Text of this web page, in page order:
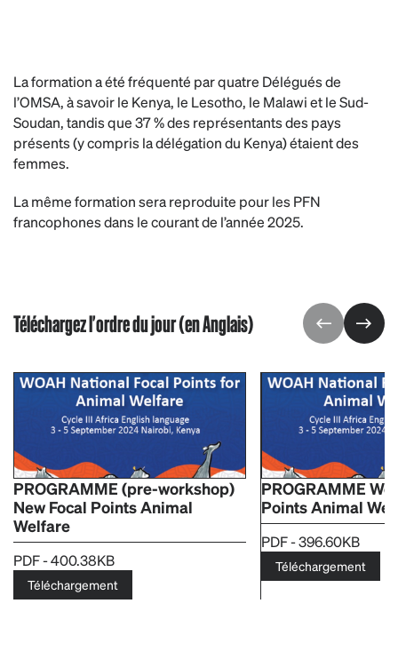
La formation a été fréquenté par quatre Délégués de
l’OMSA, à savoir le Kenya, le Lesotho, le Malawi et le Sud-
Soudan, tandis que 37 % des représentants des pays
présents (y compris la délégation du Kenya) étaient des
femmes.
La même formation sera reproduite pour les PFN
francophones dans le courant de l’année 2025.
Téléchargez l'ordre du jour (en Anglais)
PROGRAMME (pre-workshop)
New Focal Points Animal
Welfare
PDF - 400.38KB
Téléchargement
PROGRAMME
Points Animal
PDF - 396.60KB
Téléchargement